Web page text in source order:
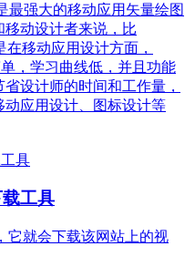
最强大的移动应用矢量绘图
动设计者来说，比
在移动应用设计方面，
，学习曲线低，并且功能
设计师的时间和工作量，
应用设计、图标设计等
工具
它就会下载该网站上的视